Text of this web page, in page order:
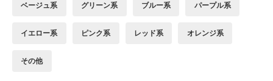
ベージュ系 グリーン系 ブルー系 パープル系
イエロー系 ピンク系 レッド系 オレンジ系
その他